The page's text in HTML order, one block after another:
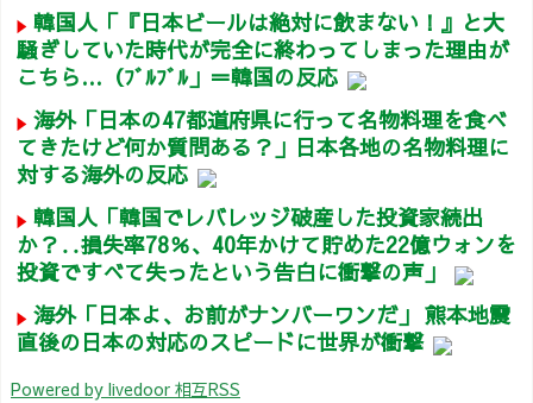
韓国人「『日本ビールは絶対に飲まない！』と大
騒ぎしていた時代が完全に終わってしまった理由が
こちら…（ﾌﾞﾙﾌﾞﾙ」＝韓国の反応
海外「日本の47都道府県に行って名物料理を食べ
てきたけど何か質問ある？」日本各地の名物料理に
対する海外の反応
韓国人「韓国でレバレッジ破産した投資家続出
か？‥損失率78％、40年かけて貯めた22億ウォンを
投資ですべて失ったという告白に衝撃の声」
海外「日本よ、お前がナンバーワンだ」 熊本地震
直後の日本の対応のスピードに世界が衝撃
Powered by livedoor 相互RSS